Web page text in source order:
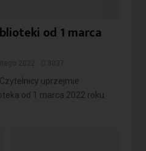
od 1 marca
uprzejmie
od 1 marca 2022 roku